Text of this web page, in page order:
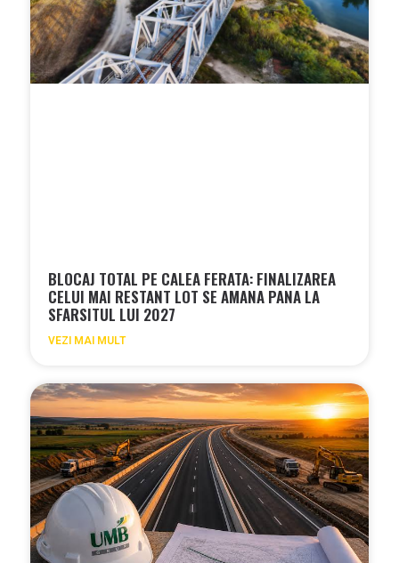
BLOCAJ TOTAL PE CALEA FERATA: FINALIZAREA
CELUI MAI RESTANT LOT SE AMANA PANA LA
SFARSITUL LUI 2027
VEZI MAI MULT